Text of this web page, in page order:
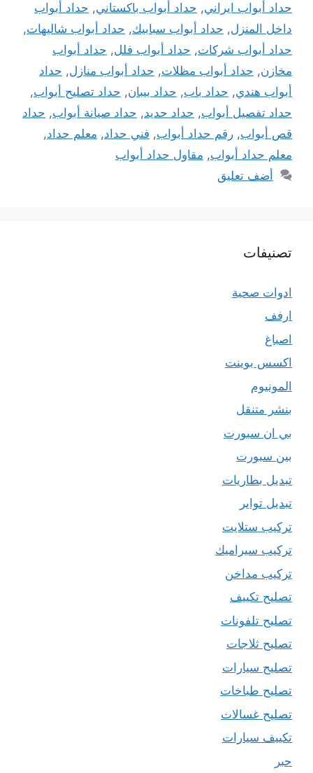
حداد أبواب ايراني, حداد أبواب باكستاني, حداد أبواب
داخل المنزل, حداد أبواب سبابيك, حداد أبواب شاليهات,
حداد أبواب شركات, حداد أبواب فلل, حداد أبواب
مخازن, حداد أبواب مظلات, حداد أبواب منازل, حداد
أبواب هندي, حداد باب, حداد بيبان, حداد تصليح أبواب,
حداد تفصيل أبواب, حداد حديد, حداد صيانة أبواب, حداد
قص أبواب, رقم حداد أبواب, فني حداد, معلم حداد,
معلم حداد أبواب, مقاول حداد أبواب
أضف تعليق
تصنيفات
ادوات صحية
ارفف
اصباغ
اكسس بوينت
المونيوم
بنشر متنقل
بي ان سبورت
بين سبورت
تبديل بطاريات
تبديل تواير
تركيب ستلايت
تركيب سيراميك
تركيب مداخن
تصليح تكييف
تصليح تلفونات
تصليح ثلاجات
تصليح سيارات
تصليح طباخات
تصليح غسالات
تكييف سيارات
حبر